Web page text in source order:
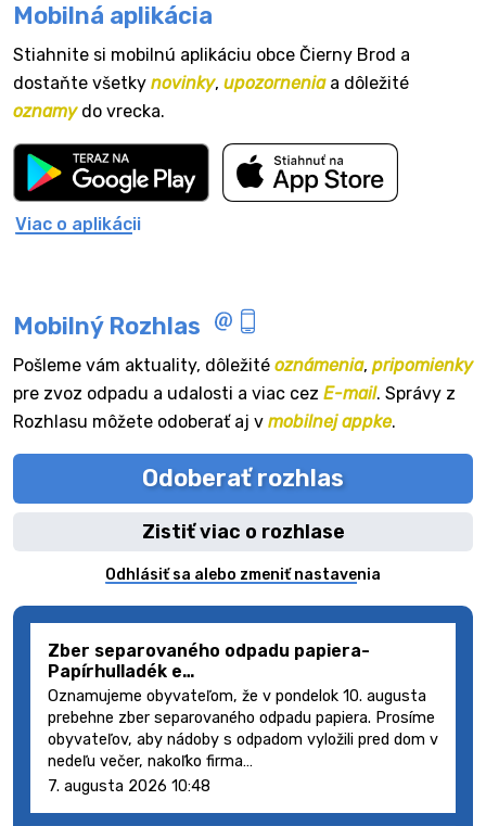
Mobilná aplikácia
Stiahnite si mobilnú aplikáciu obce Čierny Brod a
dostaňte všetky novinky, upozorneniaa dôležité
oznamydo vrecka.
Viac o aplikácii
Mobilný Rozhlas
Pošleme vám aktuality, dôležité oznámenia, pripomienky
pre zvoz odpadu a udalosti a viac cez E-mail. Správy z
Rozhlasu môžete odoberať aj v mobilnej appke.
Odoberať rozhlas
Zistiť viac o rozhlase
Odhlásiť sa alebo zmeniť nastavenia
Zber separovaného odpadu papiera-
Papírhulladék e…
Oznamujeme obyvateľom, že v pondelok 10. augusta
prebehne zber separovaného odpadu papiera. Prosíme
obyvateľov, aby nádoby s odpadom vyložili pred dom v
nedeľu večer, nakoľko firma…
7. augusta 2026 10:48